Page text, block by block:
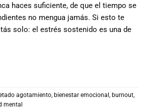
haces suficiente, de que el tiempo se
no mengua jamás. Si esto te
solo: el estrés sostenido es una de
agotamiento, bienestar emocional , burnout,
mental